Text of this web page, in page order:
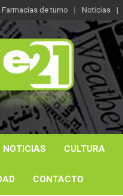
Farmacias de turno Noticias
NOTICIAS CULTURA
CONTACTO